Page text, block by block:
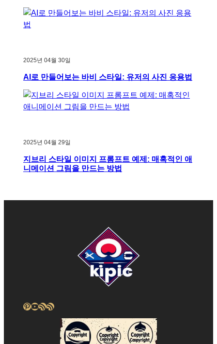
2025년 04월 30일
AI로 만들어보는 바비 스타일: 유저의 사진 응용법
2025년 04월 29일
지브리 스타일 이미지 프롬프트 예제: 매혹적인 애
니메이션 그림을 만드는 방법
Pinterest
YouTube
RSS 피드RSS 피드